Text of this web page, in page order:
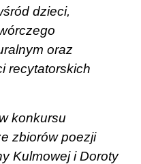
dzieci,
oraz
recytatorskich
konkursu
zbiorów poezji
Kulmowej i Doroty